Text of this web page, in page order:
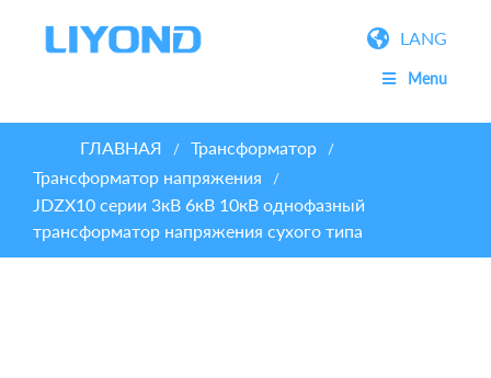
LANG
Menu
ГЛАВНАЯ / Трансформатор /
Трансформатор напряжения /
JDZX10 серии 3кВ 6кВ 10кВ однофазный
трансформатор напряжения сухого типа